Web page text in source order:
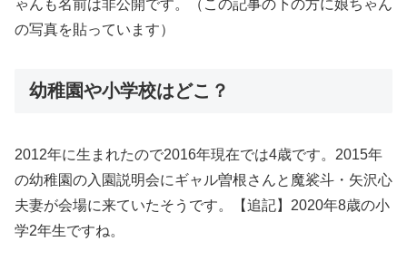
ゃんも名前は非公開です。（この記事の下の方に娘ちゃん
の写真を貼っています）
幼稚園や小学校はどこ？
2012年に生まれたので2016年現在では4歳です。2015年
の幼稚園の入園説明会にギャル曽根さんと魔裟斗・矢沢心
夫妻が会場に来ていたそうです。【追記】2020年8歳の小
学2年生ですね。